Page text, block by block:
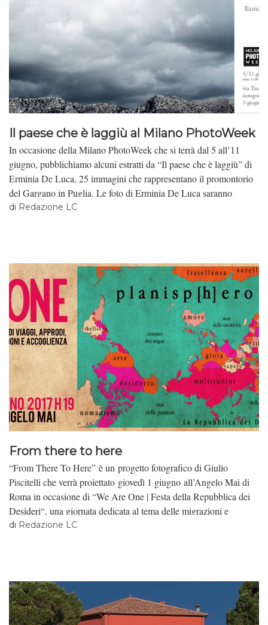
Il paese che è laggiù al Milano PhotoWeek
In occasione della Milano PhotoWeek che si terrà dal 5 all’11
giugno, pubblichiamo alcuni estratti da “Il paese che è laggiù” di
Erminia De Luca, 25 immagini che rappresentano il promontorio
del Gargano in Puglia. Le foto di Erminia De Luca saranno
presentate a partire dal 5 giugno alle 17 in via Tortona 20.
di Redazione LC
From there to here
“From There To Here” è un progetto fotografico di Giulio
Piscitelli che verrà proiettato giovedì 1 giugno all’Angelo Mai di
Roma in occasione di “We Are One | Festa della Repubblica dei
Desideri“, una giornata dedicata al tema delle migrazioni e
dell’accoglienza. Ospitiamo, di seguito, la presentazione del
di Redazione LC